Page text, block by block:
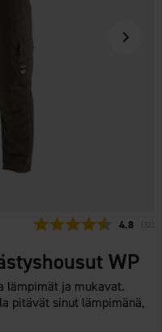
4.8 32
WP
lämpimät ja mukavat.
pitävät sinut lämpimänä,